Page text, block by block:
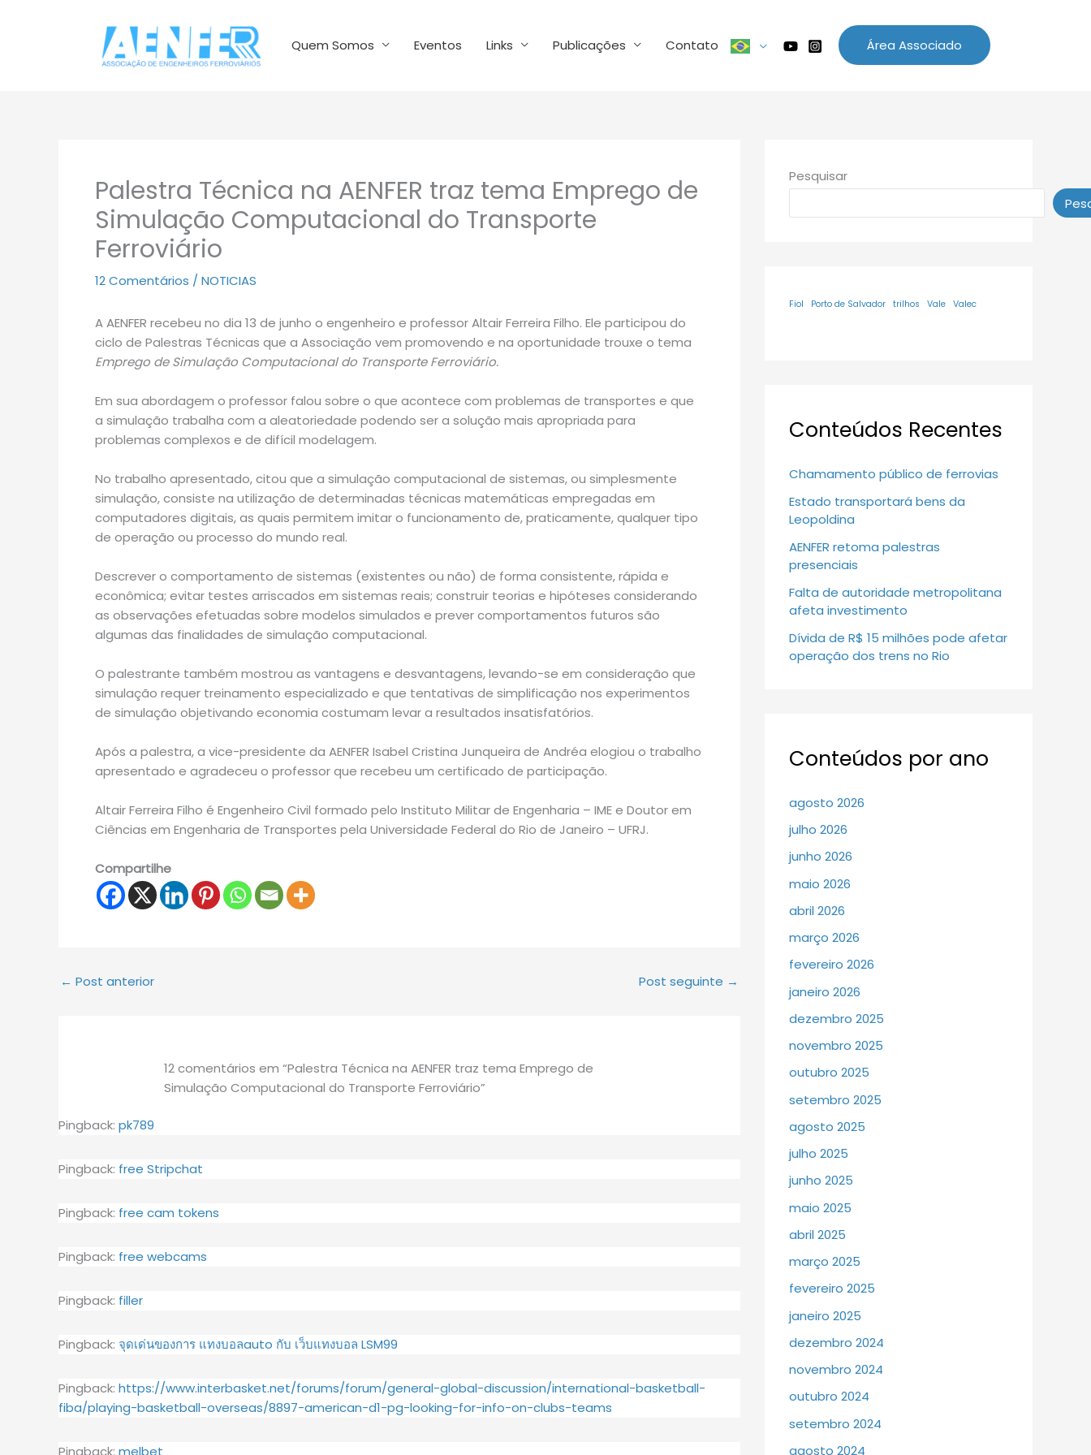
Quem Somos Eventos Links Publicações Contato Área Associado
Palestra Técnica na AENFER traz tema Emprego de
Simulação Computacional do Transporte
Ferroviário
12 Comentários / NOTICIAS
A AENFER recebeu no dia 13 de junho o engenheiro e professor Altair Ferreira Filho. Ele participou do
ciclo de Palestras Técnicas que a Associação vem promovendo e na oportunidade trouxe o tema
Emprego de Simulação Computacional do Transporte Ferroviário.
Em sua abordagem o professor falou sobre o que acontece com problemas de transportes e que
a simulação trabalha com a aleatoriedade podendo ser a solução mais apropriada para
problemas complexos e de difícil modelagem.
No trabalho apresentado, citou que a simulação computacional de sistemas, ou simplesmente
simulação, consiste na utilização de determinadas técnicas matemáticas empregadas em
computadores digitais, as quais permitem imitar o funcionamento de, praticamente, qualquer tipo
de operação ou processo do mundo real.
Descrever o comportamento de sistemas (existentes ou não) de forma consistente, rápida e
econômica; evitar testes arriscados em sistemas reais; construir teorias e hipóteses considerando
as observações efetuadas sobre modelos simulados e prever comportamentos futuros são
algumas das finalidades de simulação computacional.
O palestrante também mostrou as vantagens e desvantagens, levando-se em consideração que
simulação requer treinamento especializado e que tentativas de simplificação nos experimentos
de simulação objetivando economia costumam levar a resultados insatisfatórios.
Após a palestra, a vice-presidente da AENFER Isabel Cristina Junqueira de Andréa elogiou o trabalho
apresentado e agradeceu o professor que recebeu um certificado de participação.
Altair Ferreira Filho é Engenheiro Civil formado pelo Instituto Militar de Engenharia – IMEe Doutor em
Ciências em Engenharia de Transportes pela Universidade Federal do Rio de Janeiro – UFRJ.
Compartilhe
← Post anterior Post seguinte →
12 comentários em “Palestra Técnica na AENFER traz tema Emprego de
Simulação Computacional do Transporte Ferroviário”
Pingback: pk789
Pingback: free Stripchat
Pingback: free cam tokens
Pingback: free webcams
Pingback: filler
Pingback: จุดเด่นของการ แทงบอลauto กับ เว็บแทงบอล LSM99
Pingback: https://www.interbasket.net/forums/forum/general-global-discussion/international-basketball-
fiba/playing-basketball-overseas/8897-american-d1-pg-looking-for-info-on-clubs-teams
Pingback: melbet
Pesquisar
Fiol Porto de Salvador trilhos Vale Valec
Conteúdos Recentes
Chamamento público de ferrovias
Estado transportará bens da
Leopoldina
AENFER retoma palestras
presenciais
Falta de autoridade metropolitana
afeta investimento
Dívida de R$ 15 milhões pode afetar
operação dos trens no Rio
Conteúdos por ano
agosto 2026
julho 2026
junho 2026
maio 2026
abril 2026
março 2026
fevereiro 2026
janeiro 2026
dezembro 2025
novembro 2025
outubro 2025
setembro 2025
agosto 2025
julho 2025
junho 2025
maio 2025
abril 2025
março 2025
fevereiro 2025
janeiro 2025
dezembro 2024
novembro 2024
outubro 2024
setembro 2024
agosto 2024